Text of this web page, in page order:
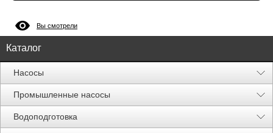
Вы смотрели
Каталог
Насосы
Промышленные насосы
Водоподготовка